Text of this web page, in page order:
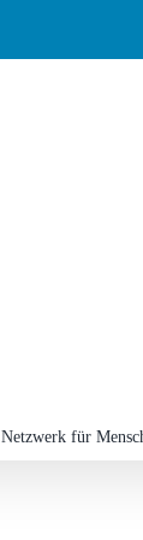
Netzwerk für